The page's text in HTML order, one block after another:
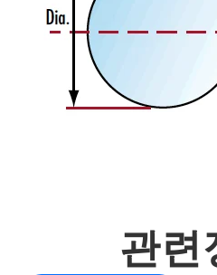
관련